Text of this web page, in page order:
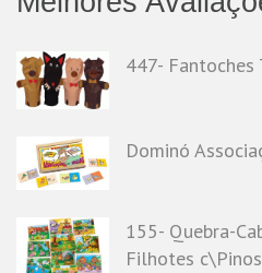
447- Fantoches
Dominó
155- Quebra-
Filhotes c\Pinos